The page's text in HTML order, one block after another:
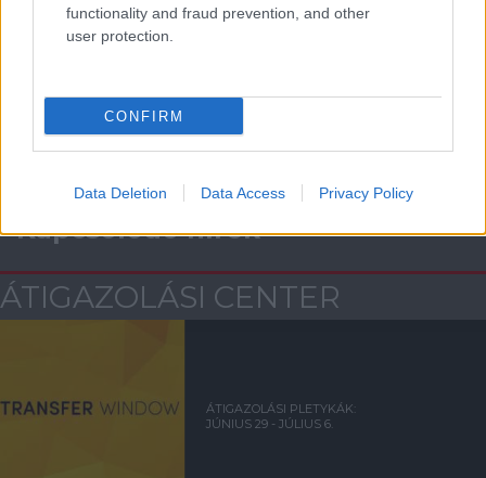
functionality and fraud prevention, and other
user protection.
CONFIRM
Data Deletion Data Access Privacy Policy
Támogasd adományoddal
Kapcsolódó hírek
ÁTIGAZOLÁSI CENTER
ÁTIGAZOLÁSI PLETYKÁK:
JÚNIUS 29 - JÚLIUS 6.